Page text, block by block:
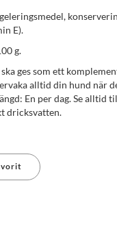
E).
g.
ges som ett
alltid din hund när
En per dag. Se alltid
dricksvatten.